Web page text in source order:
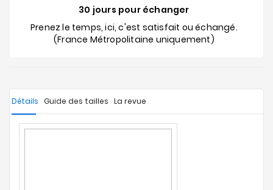
30 jours pour échanger
Prenez le temps, ici, c'est satisfait ou échangé.
(France Métropolitaine uniquement)
Détails Guide des tailles La revue